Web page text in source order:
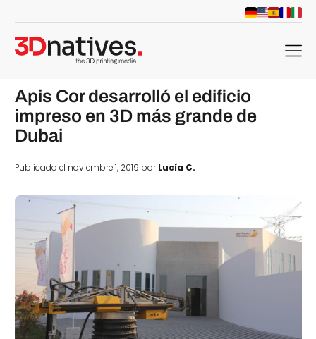
menu
Apis Cor desarrolló el edificio
impreso en 3D más grande de
Dubai
Publicado el noviembre 1, 2019 porLucía C.